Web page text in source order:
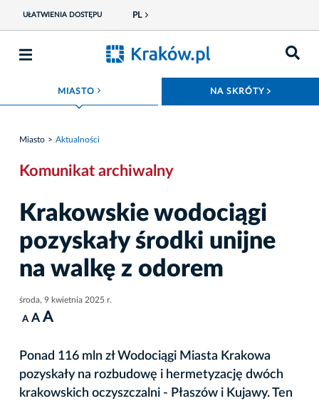
UŁATWIENIA DOSTĘPU PL
MIASTO ROZWIŃ MENU NA SKRÓTY
Miasto Aktualności
Komunikat archiwalny
Krakowskie wodociągi
pozyskały środki unijne
na walkę z odorem
środa, 9 kwietnia 2025 r.
A A A
Ponad 116 mln zł Wodociągi Miasta Krakowa
pozyskały na rozbudowę i hermetyzację dwóch
krakowskich oczyszczalni - Płaszów i Kujawy. Ten